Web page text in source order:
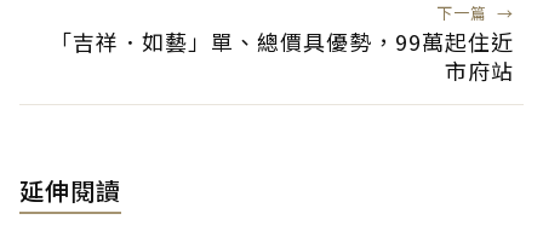
下一篇 →
「吉祥．如藝」單、總價具優勢，99萬起住近
市府站
延伸閱讀